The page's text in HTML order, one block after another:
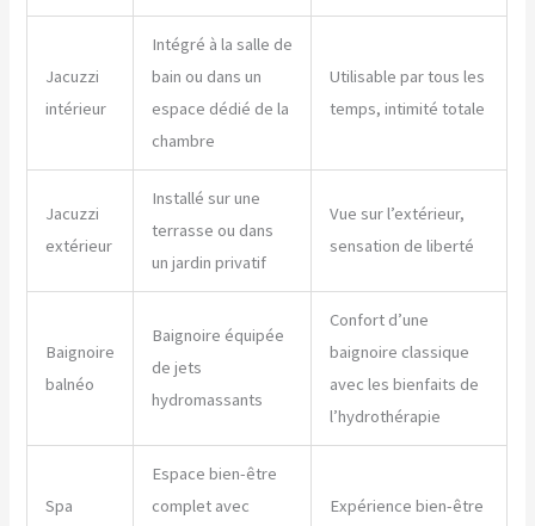
Jacuzzi
intérieur
Intégré à la salle de
bain ou dans un
espace dédié de la
chambre
Utilisable par tous les
temps, intimité totale
Jacuzzi
extérieur
Installé sur une
terrasse ou dans
un jardin privatif
Vue sur l’extérieur,
sensation de liberté
Baignoire
balnéo
Baignoire équipée
de jets
hydromassants
Confort d’une
baignoire classique
avec les bienfaits de
l’hydrothérapie
Spa
Espace bien-être
complet avec
Expérience bien-être